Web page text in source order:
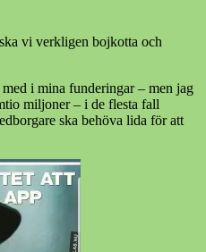
vi verkligen bojkotta och
i mina funderingar – men jag
miljoner – i de flesta fall
ska behöva lida för att